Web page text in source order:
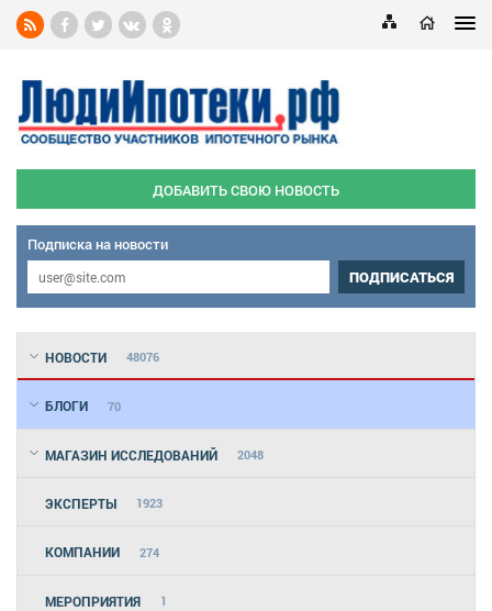
ДОБАВИТЬ СВОЮ НОВОСТЬ
Подписка на новости
ПОДПИСАТЬСЯ
НОВОСТИ 48076
БЛОГИ 70
МАГАЗИН ИССЛЕДОВАНИЙ 2048
ЭКСПЕРТЫ 1923
КОМПАНИИ 274
МЕРОПРИЯТИЯ 1